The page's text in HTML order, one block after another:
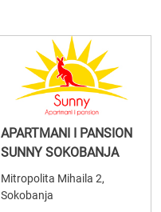
APARTMANI I PANSION
SUNNY SOKOBANJA
Mitropolita Mihaila 2,
Sokobanja